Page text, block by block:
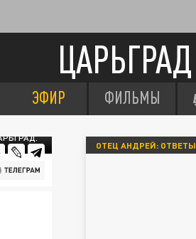
ЦАРЬГРАД
ЭФИР ФИЛЬМЫ
ОТЕЦ АНДРЕЙ: ОТВЕТЫ